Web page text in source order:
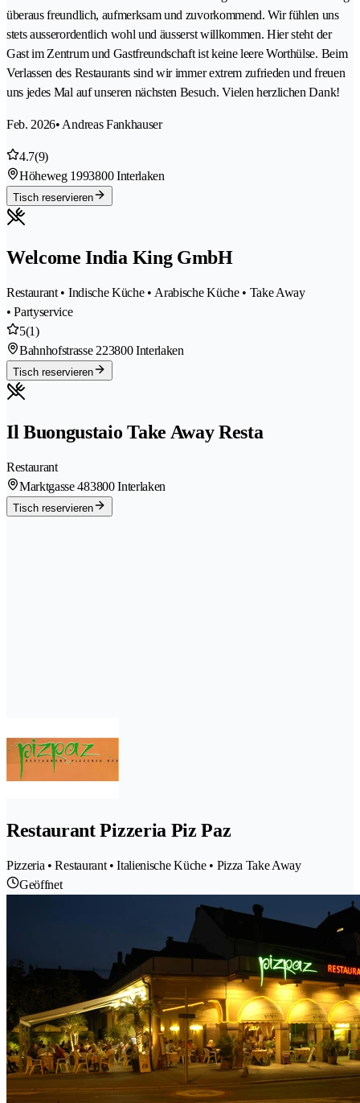
überaus freundlich, aufmerksam und zuvorkommend. Wir fühlen uns
stets ausserordentlich wohl und äusserst willkommen. Hier steht der
Gast im Zentrum und Gastfreundschaft ist keine leere Worthülse. Beim
Verlassen des Restaurants sind wir immer extrem zufrieden und freuen
uns jedes Mal auf unseren nächsten Besuch. Vielen herzlichen Dank!
Feb. 2026• Andreas Fankhauser
4.7(9)
Höheweg 1993800 Interlaken
Tisch reservieren
Welcome India King GmbH
Restaurant • Indische Küche • Arabische Küche • Take Away
• Partyservice
5(1)
Bahnhofstrasse 223800 Interlaken
Tisch reservieren
Il Buongustaio Take Away Resta
Restaurant
Marktgasse 483800 Interlaken
Tisch reservieren
Restaurant Pizzeria Piz Paz
Pizzeria • Restaurant • Italienische Küche • Pizza Take Away
Geöffnet